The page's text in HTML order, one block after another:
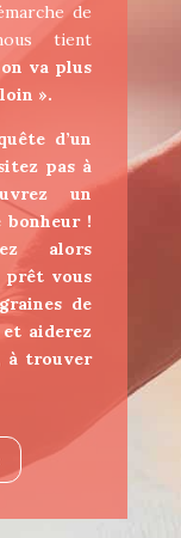
de
tient
va plus
».
d’un
pas à
un
!
alors
prêt vous
de
aiderez
à trouver